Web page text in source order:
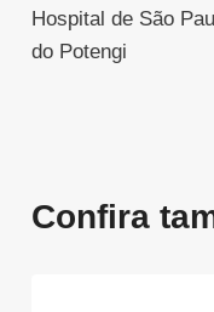
Hospital de São
do Potengi
Confira